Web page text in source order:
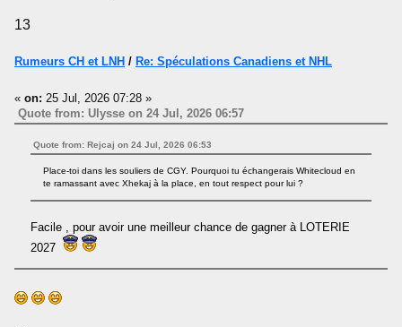
13
Rumeurs CH et LNH / Re: Spéculations Canadiens et NHL
« on: 25 Jul, 2026 07:28 »
Quote from: Ulysse on 24 Jul, 2026 06:57
Quote from: Rejcaj on 24 Jul, 2026 06:53
Place-toi dans les souliers de CGY. Pourquoi tu échangerais Whitecloud en
te ramassant avec Xhekaj à la place, en tout respect pour lui ?
Facile , pour avoir une meilleur chance de gagner à LOTERIE
2027